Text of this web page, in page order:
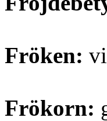
Fröken:
Frökorn: